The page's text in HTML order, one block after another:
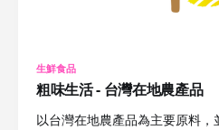
生鮮食品
粗味生活 - 台灣在地農產品
以台灣在地農產品為主要原料